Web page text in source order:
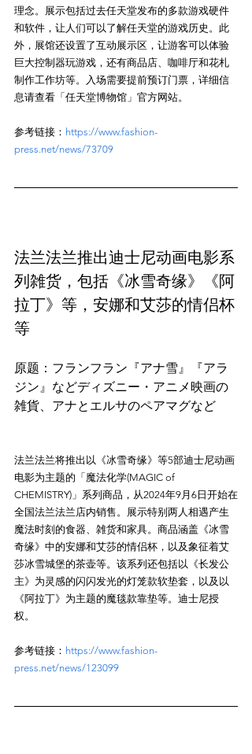
理念。展示包括过去任天堂发布的多款游戏硬件
和软件，让人们可以了解任天堂的游戏历史。此
外，展馆还设置了互动展示区，让游客可以体验
巨大控制器玩游戏，还有商品店、咖啡厅和花札
制作工作坊等。入场需要提前预订门票，详细信
参考链接： https://www.fashion-
press.net/news/73709
法兰法兰推出迪士尼动画电影系
列雑货，包括《冰雪奇缘》《阿
拉丁》等，安娜和艾莎的情侣杯
等
原题：フランフラン『アナ雪』『アラ
ジン』などディズニー・アニメ映画の
法兰法兰将推出以《冰雪奇缘》等5部迪士尼动画
电影为主题的「魔法化学(MAGIC of
CHEMISTRY)」系列商品，从2024年9月6日开始在
全国法兰法兰店内销售。展示特别两人相遇产生
魔法时刻的食器、雑货和家具。商品涵盖《冰雪
奇缘》中的安娜和艾莎的情侣杯，以及象征着艾
莎冰雪城堡的茶壶等。该系列还包括以《长发公
主》为灵感的闪闪发光的灯笼款软垫套，以及以
《阿拉丁》为主题的魔毯款靠垫等。迪士尼授
参考链接： https://www.fashion-
press.net/news/123099